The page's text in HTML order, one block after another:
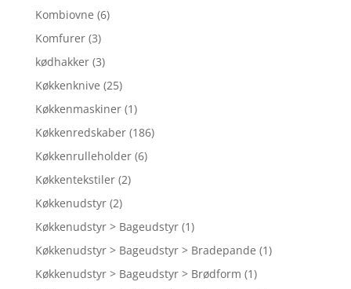
Kombiovne (6)
Komfurer (3)
kødhakker (3)
Køkkenknive (25)
Køkkenmaskiner (1)
Køkkenredskaber (186)
Køkkenrulleholder (6)
Køkkentekstiler (2)
Køkkenudstyr (2)
Køkkenudstyr > Bageudstyr (1)
Køkkenudstyr > Bageudstyr > Bradepande (1)
Køkkenudstyr > Bageudstyr > Brødform (1)